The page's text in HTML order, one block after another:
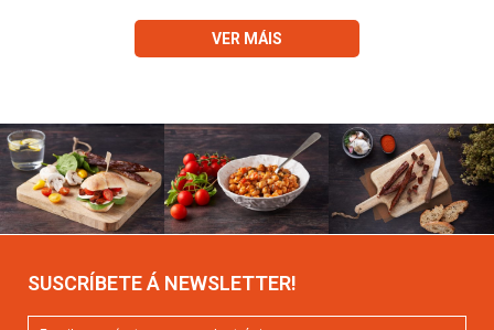
VER MÁIS
SUSCRÍBETE Á NEWSLETTER!